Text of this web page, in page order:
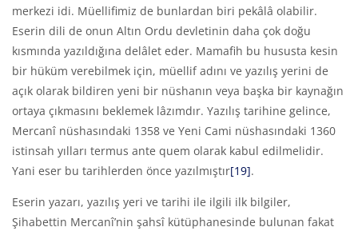
merkezi idi. Müellifimiz de bunlardan biri pekâlâ olabilir.
Eserin dili de onun Altın Ordu devletinin daha çok doğu
kısmında yazıldığına delâlet eder. Mamafih bu hususta kesin
bir hüküm verebilmek için, müellif adını ve yazılış yerini de
açık olarak bildiren yeni bir nüshanın veya başka bir kaynağın
ortaya çıkmasını beklemek lâzımdır. Yazılış tarihine gelince,
Mercanî nüshasındaki 1358 ve Yeni Cami nüshasındaki 1360
istinsah yılları termus ante quem olarak kabul edilmelidir.
Yani eser bu tarihlerden önce yazılmıştır[19].
Eserin yazarı, yazılış yeri ve tarihi ile ilgili ilk bilgiler,
Şihabettin Mercanî’nin şahsî kütüphanesinde bulunan fakat